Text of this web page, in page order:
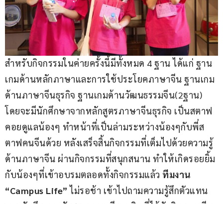
สำหรับกิจกรรมในค่ายครั้งนี้มีทั้งหมด 4 ฐาน ได้แก่ ฐาน
เกมด้านหลักภาษาและการใช้ประโยคภาษาจีน ฐานเกม
ด้านภาษาจีนธุรกิจ ฐานเกมด้านวัฒนธรรมจีน(2ฐาน)
โดยจะมีนักศึกษาจากหลักสูตรภาษาจีนธุรกิจ เป็นสตาฟ
คอยดูแลน้องๆ ทำหน้าที่เป็นล่ามระหว่างน้องๆกับพี่ส
ตาฟคนจีนด้วย หลังเสร็จสิ้นกิจกรรมที่เต็มไปด้วยความรู้
ด้านภาษาจีน ผ่านกิจกรรมที่สนุกสนาน ทำให้เกิดรอยยิ้ม
กับน้องๆที่เข้าอบรมตลอดทั้งกิจกรรมแล้ว ทีมงาน
“Campus Life” ไม่รอช้า เข้าไปถามความรู้สึกตัวแทน